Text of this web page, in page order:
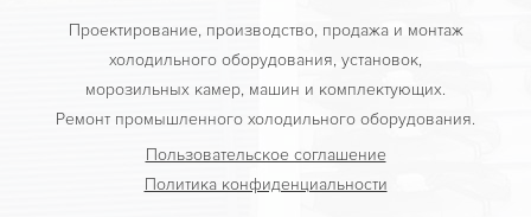
Проектирование, производство, продажа и монтаж
холодильного оборудования, установок,
морозильных камер, машин и комплектующих.
Ремонт промышленного холодильного оборудования.
Пользовательское соглашение
Политика конфиденциальности